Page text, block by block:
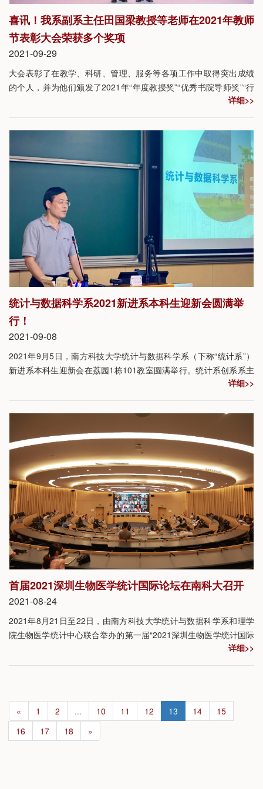
喜讯！我系副系主任田国梁教授等老师在2021年教师
节表彰大会荣获多个奖项
2021-09-29
大会表彰了在教学、科研、管理、服务等各项工作中取得突出成绩
的个人，并为他们颁发了2021年“年度教授奖”“优秀书院导师奖”“行
政服务奖”“教学奖”“科研奖”。我系教职工凭借其优秀表现和卓越成
绩，获得学校表彰，其中田国梁教授荣获“年度教授奖”、“优秀书院
导师奖”，周琳荣获“优秀服务奖”。
详细>>
统计与数据科学系2021新进系本科生迎新会圆满举
行！
2021-09-08
2021年9月5日，南方科技大学统计与数据科学系（下称“统计系”）
新进系本科生迎新会在荔园1栋101教室圆满举行。统计系创系系主
任邵启满讲席教授携统计系全体老师与秋季新进系2019级（2+2）
统计学专业、2020级（1+3）统计学专业和2020级（1+3）数据科
学与大数据技术专业约46名新生见面并热烈交流。会议由统计系副
详细>>
首届2021深圳生物医学统计国际论坛在南科大召开
2021-08-24
2021年8月21日至22日，由南方科技大学统计与数据科学系和理学
院生物医学统计中心联合举办的第一届“2021深圳生物医学统计国际
论坛”在南方科技大学会议中心举行。16位来自国内外知名高校的生
物医学统计领域专家学者齐聚一堂，为300多名线上线下的听众带来
详细>>
« 1 2 ... 10 11 12 13 14
15
16
17 18 »